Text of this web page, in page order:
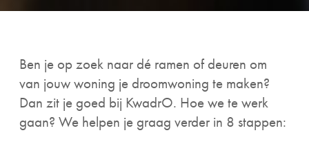
Ben je op zoek naar dé ramen of deuren om
van jouw woning je droomwoning te maken?
Dan zit je goed bij KwadrO. Hoe we te werk
gaan? We helpen je graag verder in 8 stappen: